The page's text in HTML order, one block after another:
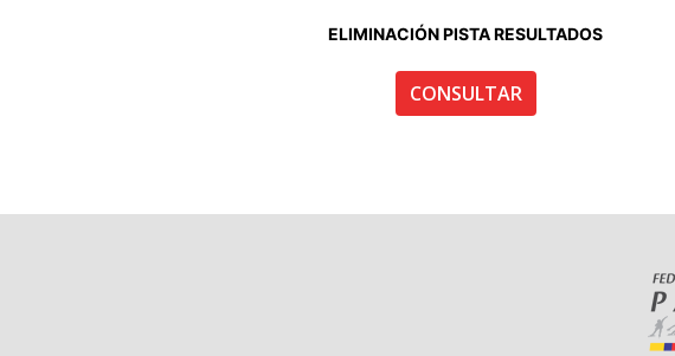
ELIMINACIÓN PISTA RESULTADOS
CONSULTAR